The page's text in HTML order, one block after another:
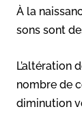
À la
sons sont
L’altération
nombre de
diminution